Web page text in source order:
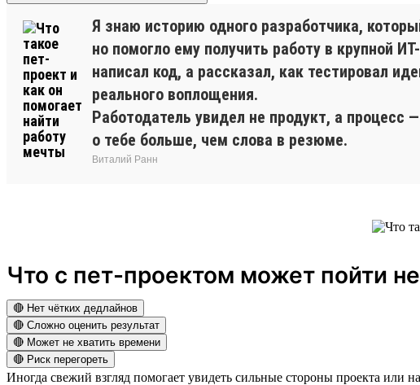
Я знаю историю одного разработчика,
но помогло ему получить работу в крупной
написал код, а рассказал, как тестировал
реального воплощения.
Работодатель увидел не продукт, а
о тебе больше, чем слова в резюме.
Виталий Ранн
Что с пет-проектом может пойти
🔴 Нет чётких дедлайнов
🔴 Сложно оценить результат
🔴 Может не хватить времени
🔴 Риск перегореть
Иногда свежий взгляд помогает увидеть сильные стороны проекта или